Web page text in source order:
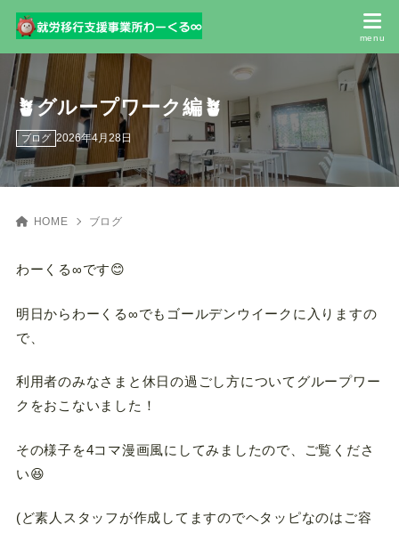
🪴グループワーク編🪴
ブログ 2026年4月28日
HOME ブログ
わーくる∞です😊
明日からわーくる∞でもゴールデンウイークに入りますの
で、
利用者のみなさまと休日の過ごし方についてグループワー
クをおこないました！
その様子を4コマ漫画風にしてみましたので、ご覧くださ
い😆
(ど素人スタッフが作成してますのでヘタッピなのはご容